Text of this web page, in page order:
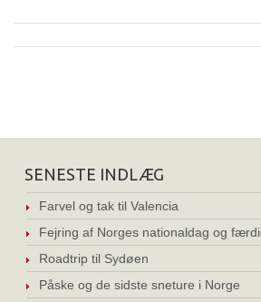
SENESTE INDLÆG
Farvel og tak til Valencia
Fejring af Norges nationaldag og
Roadtrip til Sydøen
Påske og de sidste sneture i Norge